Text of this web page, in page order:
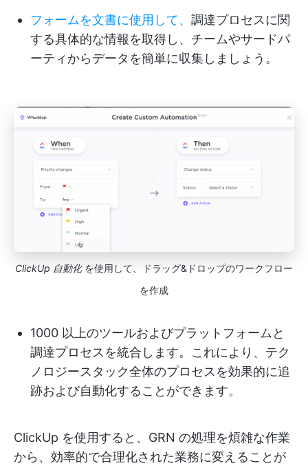
フォームを文書に使用して、 調達プロセスに関
する具体的な情報を取得し、チームやサードパ
ーティからデータを簡単に収集しましょう。
ClickUp 自動化を使用して、ドラッグ&ドロップのワークフロー
を作成
1000 以上のツールおよびプラットフォームと
調達プロセスを統合します。これにより、テク
ノロジースタック全体のプロセスを効果的に追
跡および自動化することができます。
ClickUp を使用すると、GRN の処理を煩雑な作業
から、効率的で合理化された業務に変えることが